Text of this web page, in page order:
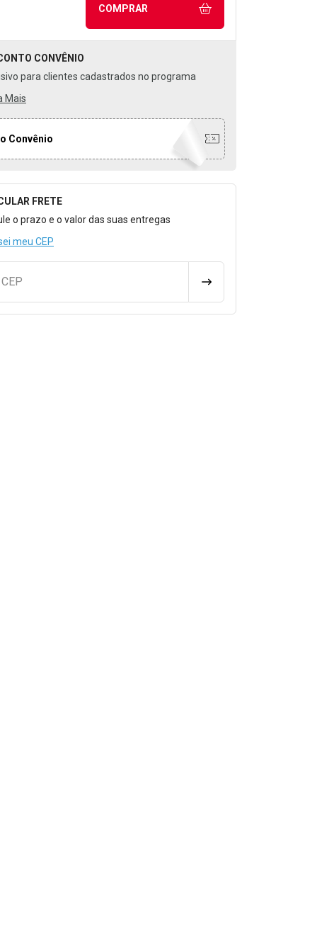
COMPRAR
CONVÊNIO
para clientes cadastrados no programa
Mais
Convênio
para Calcular o Frete
FRETE
o prazo e o valor das suas entregas
meu CEP
CALCULAR FRETE